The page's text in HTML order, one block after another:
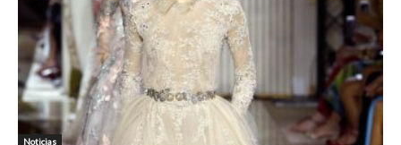
Noticias